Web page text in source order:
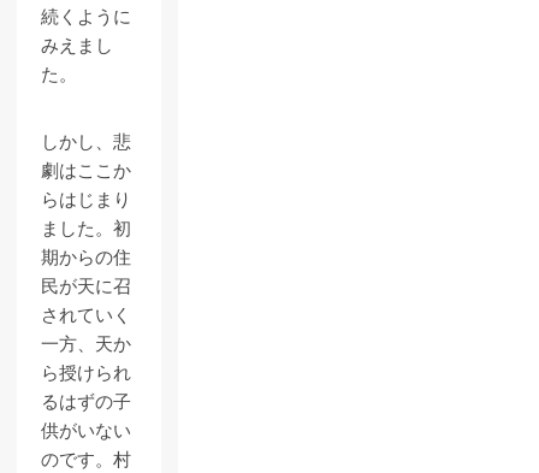
続くように
みえまし
た。
しかし、悲
劇はここか
らはじまり
ました。初
期からの住
民が天に召
されていく
一方、天か
ら授けられ
るはずの子
供がいない
のです。村